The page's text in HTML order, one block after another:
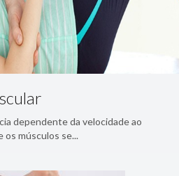
dependente da velocidade ao
os músculos se...